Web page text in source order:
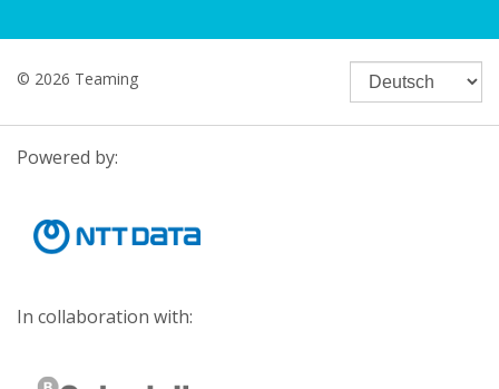
© 2026 Teaming
Powered by:
In collaboration with: